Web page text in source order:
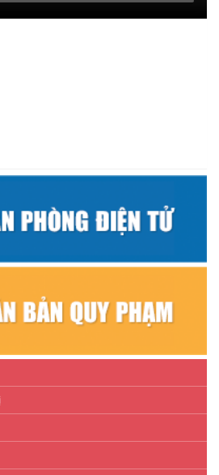
LÝ TÍN DỤNG CHÍNH SÁCH XÃ HỘI